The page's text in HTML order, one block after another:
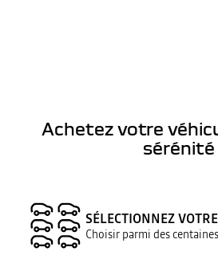
Achetez votre
sérénité
SÉLECTIONNEZ
Choisir parmi des